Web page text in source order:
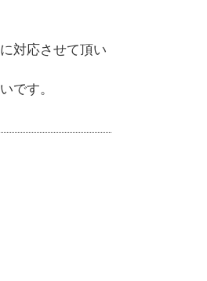
対応させて頂い
です。